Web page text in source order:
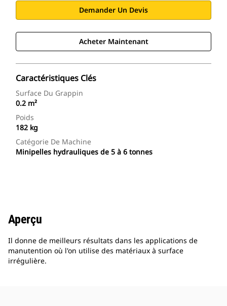
Demander Un Devis
Acheter Maintenant
Caractéristiques Clés
Surface Du Grappin
0.2 m²
Poids
182 kg
Catégorie De Machine
Minipelles hydrauliques de 5 à 6 tonnes
Aperçu
Il donne de meilleurs résultats dans les applications de
manutention où l'on utilise des matériaux à surface
irrégulière.